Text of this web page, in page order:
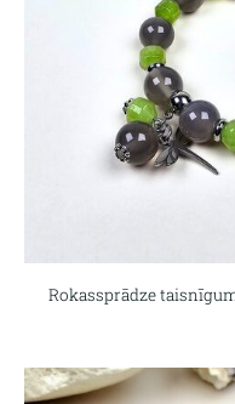
Rokassprādze